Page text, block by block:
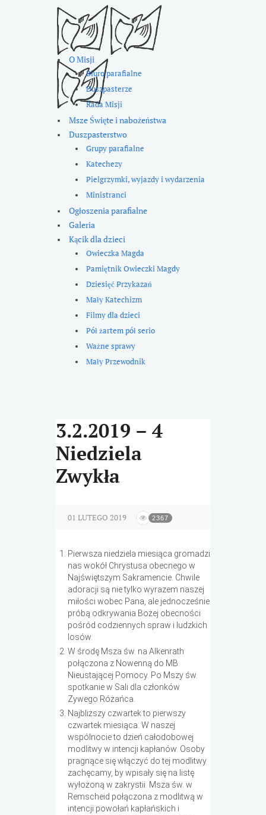
O Misji
Biuro parafialne
Duszpasterze
Rada Misji
Msze Święte i nabożeństwa
Duszpasterstwo
Grupy parafialne
Katechezy
Pielgrzymki, wyjazdy i wydarzenia
Ministranci
Ogłoszenia parafialne
Galeria
Kącik dla dzieci
Owieczka Magda
Pamiętnik Owieczki Magdy
Dziesięć Przykazań
Mały Katechizm
Filmy dla dzieci
Pół żartem pół serio
Ważne sprawy
Mały Przewodnik
3.2.2019 – 4
Niedziela
Zwykła
01 LUTEGO 2019 2367
Pierwsza niedziela miesiąca gromadzi
nas wokół Chrystusa obecnego w
Najświętszym Sakramencie. Chwile
adoracji są nie tylko wyrazem naszej
miłości wobec Pana, ale jednocześnie
próbą odkrywania Bożej obecności
pośród codziennych spraw i ludzkich
losów.
W środę Msza św. na Alkenrath
połączona z Nowenną do MB
Nieustającej Pomocy. Po Mszy św.
spotkanie w Sali dla członków
Żywego Różańca.
Najbliższy czwartek to pierwszy
czwartek miesiąca. W naszej
wspólnocie to dzień całodobowej
modlitwy w intencji kapłanów. Osoby
pragnące się włączyć do tej modlitwy
zachęcamy, by wpisały się na listę
wyłożoną w zakrystii. Msza św. w
Remscheid połączona z modlitwą w
intencji powołań kapłańskich i